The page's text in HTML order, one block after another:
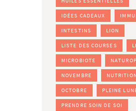
IDÉES CADEAUX
INTESTINS LION
LISTE DES COURSES
MICROBIOTE
NOVEMBRE NUTRITION
OCTOBRE PLEINE
PRENDRE SOIN DE SOI